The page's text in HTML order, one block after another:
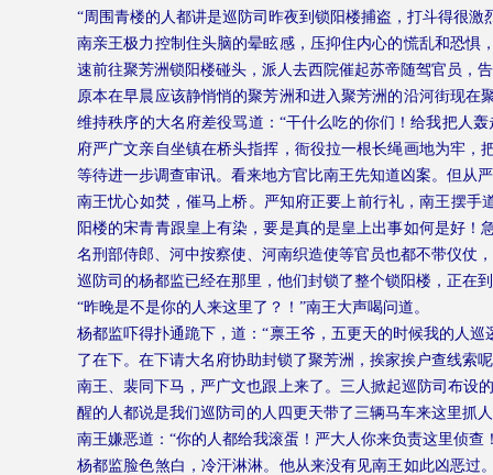
“周围青楼的人都讲是巡防司昨夜到锁阳楼捕盗，打斗得很
南亲王极力控制住头脑的晕眩感，压抑住内心的慌乱和恐
速前往聚芳洲锁阳楼碰头，派人去西院催起苏帝随驾官员，
原本在早晨应该静悄悄的聚芳洲和进入聚芳洲的沿河街现
维持秩序的大名府差役骂道：“干什么吃的你们！给我把人
府严广文亲自坐镇在桥头指挥，衙役拉一根长绳画地为牢
等待进一步调查审讯。看来地方官比南王先知道凶案。但从
南王忧心如焚，催马上桥。严知府正要上前行礼，南王摆手
阳楼的宋青青跟皇上有染，要是真的是皇上出事如何是好
名刑部侍郎、河中按察使、河南织造使等官员也都不带仪仗
巡防司的杨都监已经在那里，他们封锁了整个锁阳楼，正在
“昨晚是不是你的人来这里了？！”南王大声喝问道。
杨都监吓得扑通跪下，道：“禀王爷，五更天的时候我的人
了在下。在下请大名府协助封锁了聚芳洲，挨家挨户查线索
南王、裴同下马，严广文也跟上来了。三人掀起巡防司布设
醒的人都说是我们巡防司的人四更天带了三辆马车来这里抓
南王嫌恶道：“你的人都给我滚蛋！严大人你来负责这里侦查
杨都监脸色煞白，冷汗淋淋。他从来没有见南王如此凶恶